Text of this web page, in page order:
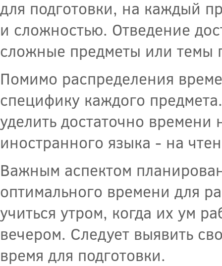
для подготовки, на каждый
и сложностью. Отведение
сложные предметы или темы
Помимо распределения
специфику каждого
уделить достаточно
иностранного языка - на
Важным аспектом
оптимального времени для
учиться утром, когда их ум
вечером. Следует выявить
время для подготовки.